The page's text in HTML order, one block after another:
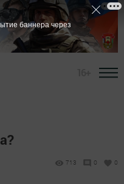
713 0 0
баннера через